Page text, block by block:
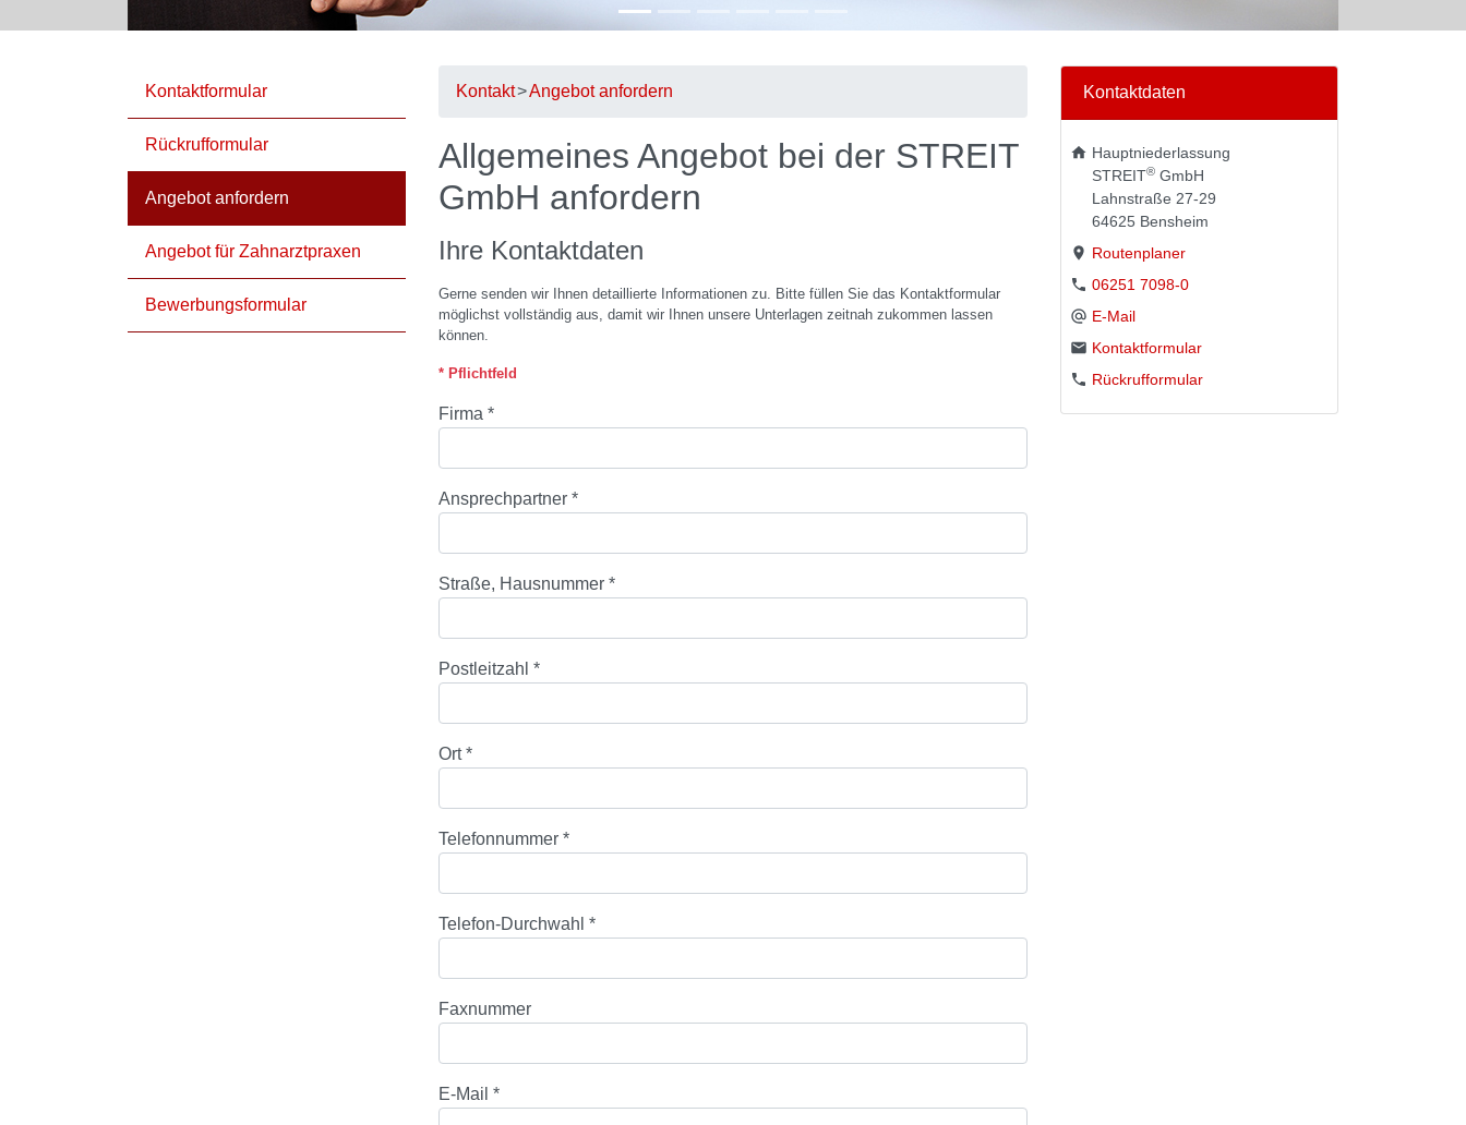
Kontaktformular
Rückrufformular
Angebot anfordern
Angebot für Zahnarztpraxen
Bewerbungsformular
Kontakt Angebot anfordern
Allgemeines Angebot bei der STREIT
GmbH anfordern
Ihre Kontaktdaten
Gerne senden wir Ihnen detaillierte Informationen zu. Bitte füllen Sie das Kontaktformular
möglichst vollständig aus, damit wir Ihnen unsere Unterlagen zeitnah zukommen lassen
können.
* Pflichtfeld
Firma *
Ansprechpartner *
Straße, Hausnummer *
Postleitzahl *
Ort*
Telefonnummer *
Telefon-Durchwahl *
Faxnummer
E-Mail *
Kontaktdaten
Hauptniederlassung
STREIT®GmbH
Lahnstraße 27-29
64625 Bensheim
Routenplaner
06251 7098-0
E-Mail
Kontaktformular
Rückrufformular